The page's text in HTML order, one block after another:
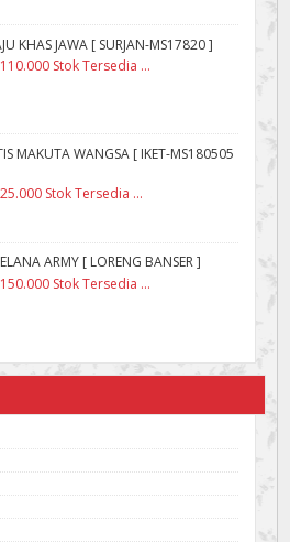
KHAS JAWA [ SURJAN-MS17820 ]
Stok Tersedia ...
MAKUTA WANGSA [ IKET-MS180505
Stok Tersedia ...
ARMY [ LORENG BANSER ]
Stok Tersedia ...